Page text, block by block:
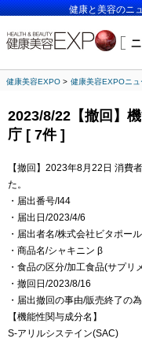
健康と美容のニ
健康美容EXPO 健康美容EXPOニュ
2023/8/22【撤回】
庁 [ 7件 ]
【撤回】2023年8月22日 消費
た。
・届出番号/I44
・届出日/2023/4/6
・届出者名/株式会社ビタポール
・商品名/シャキニン β
・食品の区分/加工食品(サプリ
・撤回日/2023/8/16
・届出撤回の事由/販売終了の為
【機能性関与成分名】
S-アリルシステイン(SAC)